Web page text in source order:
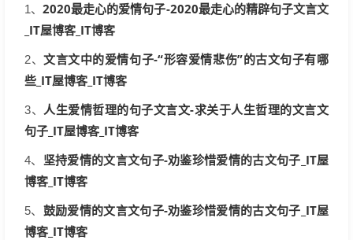
1、2020最走心的爱情句子-2020最走心的精辟句子文言文
_IT屋博客_IT博客
2、文言文中的爱情句子-“形容爱情悲伤”的古文句子有哪
些_IT屋博客_IT博客
3、 人生爱情哲理的句子文言文-求关于人生哲理的文言文
句子_IT屋博客_IT博客
4、 坚持爱情的文言文句子-劝鉴珍惜爱情的古文句子_IT屋
博客_IT博客
5、 鼓励爱情的文言文句子-劝鉴珍惜爱情的古文句子_IT屋
博客_IT博客